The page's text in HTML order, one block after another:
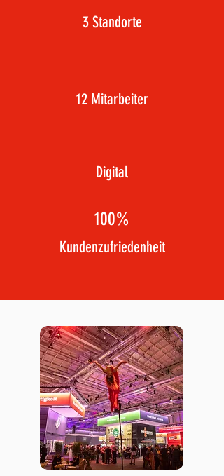
3 Standorte
12 Mitarbeiter
Digital
100%
Kundenzufriedenheit